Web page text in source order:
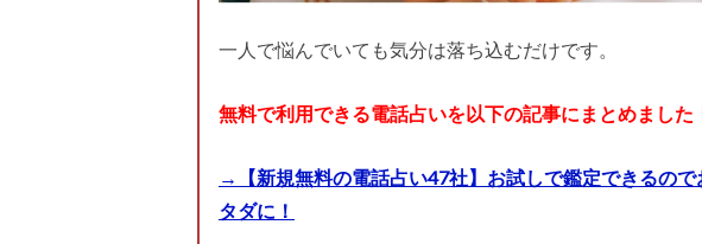
一人で悩んでいても気分は落ち込むだけです。
無料で利用できる電話占いを以下の記事にまとめました
→【新規無料の電話占い47社】お試しで鑑定できるの
タダに！